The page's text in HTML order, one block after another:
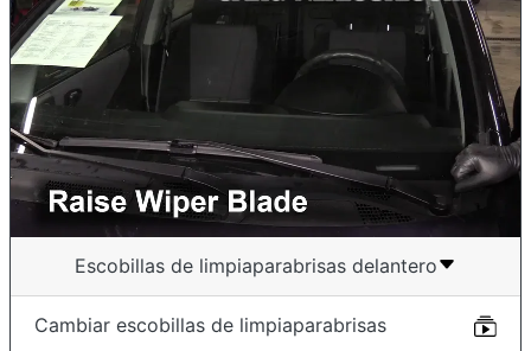
Escobillas de limpiaparabrisas delantero
Cambiar escobillas de limpiaparabrisas